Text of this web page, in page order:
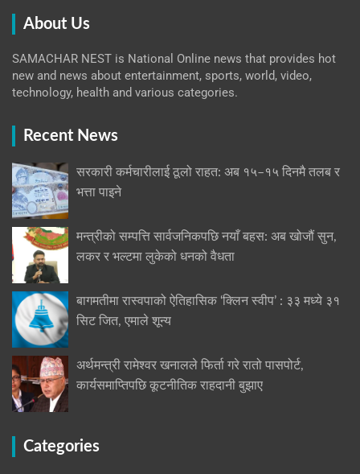
About Us
SAMACHAR NEST is National Online news that provides hot
new and news about entertainment, sports, world, video,
technology, health and various categories.
Recent News
सरकारी कर्मचारीलाई ठूलो राहत: अब १५–१५ दिनमै तलब र
भत्ता पाइने
मन्त्रीको सम्पत्ति सार्वजनिकपछि नयाँ बहस: अब खोजौं सुन,
लकर र भल्टमा लुकेको धनको वैधता
बागमतीमा रास्वपाको ऐतिहासिक ‘क्लिन स्वीप’ : ३३ मध्ये ३१
सिट जित, एमाले शून्य
अर्थमन्त्री रामेश्वर खनालले फिर्ता गरे रातो पासपोर्ट,
कार्यसमाप्तिपछि कूटनीतिक राहदानी बुझाए
Categories